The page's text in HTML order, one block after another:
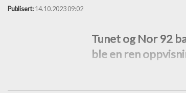
Publisert: 14.10.2023 09:02
Tunet og Nor 92
ble en ren